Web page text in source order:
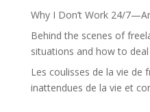
Why I Don’t Work 24/
Behind the scenes of
situations and how to
Les coulisses de la vie de
inattendues de la vie et